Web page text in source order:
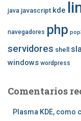
java javascript kde
navegadores php
servidores shell
windows wordpress
Comentarios
Plasma KDE, como